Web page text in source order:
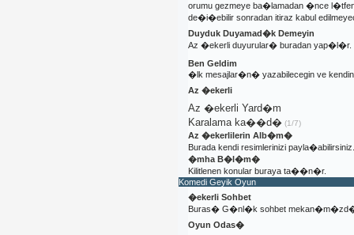
orumu gezmeye ba�lamadan �nce
de�i�ebilir sonradan itiraz kabul
Duyduk Duyamad�k Demeyin
Az �ekerli duyurular� buradan yap�l�r.
Ben Geldim
�lk mesajlar�n� yazabilecegin ve
Az �ekerli
Az �ekerli Yard�m
Karalama ka��d�(1/7)
Az �ekerlilerin Alb�m�
Burada kendi resimlerinizi payla�abilirsiniz.
�mha B�l�m�
Kilitlenen konular buraya ta��n�r.
Komedi Geyik Oyun
�ekerli Sohbet
Buras� G�nl�k sohbet
Oyun Odas�